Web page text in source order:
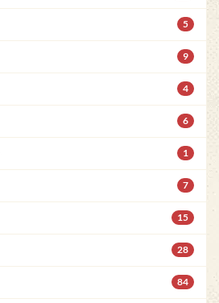
5
9
4
6
1
7
15
28
84